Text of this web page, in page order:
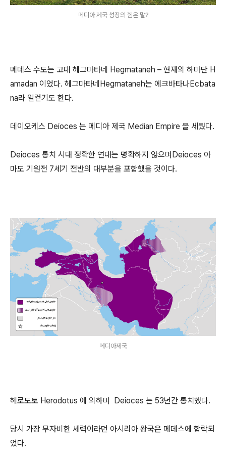
메디아 제국 성장의 힘은 말?
메데스 수도는 고대 헤그마타네 Hegmataneh – 현재의 하마단 H
amadan 이었다. 헤그마타네Hegmataneh는 에크바타나Ecbata
na라 일컫기도 한다.
데이오케스 Deioces 는 메디아 제국 Median Empire 을 세웠다.
Deioces 통치 시대 정확한 연대는 명확하지 않으며Deioces 아
마도 기원전 7세기 전반의 대부분을 포함했을 것이다.
메디아제국
헤로도토 Herodotus 에 의하며 Deioces 는 53년간 통치했다.
당시 가장 무자비한 세력이라던 아시리아 왕국은 메데스에 함락되
었다.